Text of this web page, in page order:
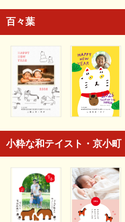
百々葉
小粋な和テイスト・京小町